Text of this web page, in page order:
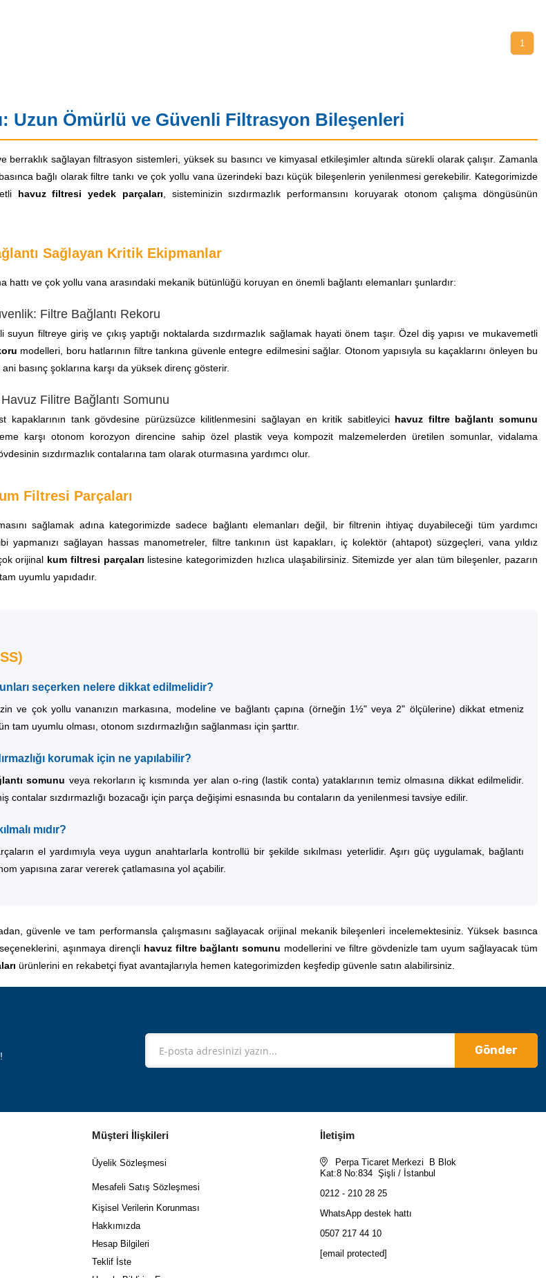
1
Uzun Ömürlü ve Güvenli Filtrasyon Bileşenleri
berraklık sağlayan filtrasyon sistemleri, yüksek su basıncı ve kimyasal etkileşimler altında sürekli olarak çalışır. Zamanla
bağlı olarak filtre tankı ve çok yollu vana üzerindeki bazı küçük bileşenlerin yenilenmesi gerekebilir. Kategorimizde
havuz filtresi yedek parçaları , sisteminizin sızdırmazlık performansını koruyarak otonom çalışma döngüsünün
Sağlayan Kritik Ekipmanlar
hattı ve çok yollu vana arasındaki mekanik bütünlüğü koruyan en önemli bağlantı elemanları şunlardır:
Filtre Bağlantı Rekoru
filtreye giriş ve çıkış yaptığı noktalarda sızdırmazlık sağlamak hayati önem taşır. Özel diş yapısı ve mukavemetli
modelleri, boru hatlarının filtre tankına güvenle entegre edilmesini sağlar. Otonom yapısıyla su kaçaklarını önleyen bu
basınç şoklarına karşı da yüksek direnç gösterir.
Filitre Bağlantı Somunu
tank gövdesine pürüzsüzce kilitlenmesini sağlayan en kritik sabitleyici havuz filtre bağlantı somunu
karşı otonom korozyon direncine sahip özel plastik veya kompozit malzemelerden üretilen somunlar, vidalama
sızdırmazlık contalarına tam olarak oturmasına yardımcı olur.
Filtresi Parçaları
sağlamak adına kategorimizde sadece bağlantı elemanları değil, bir filtrenin ihtiyaç duyabileceği tüm yardımcı
yapmanızı sağlayan hassas manometreler, filtre tankının üst kapakları, iç kolektör (ahtapot) süzgeçleri, vana yıldız
orijinal kum filtresi parçaları listesine kategorimizden hızlıca ulaşabilirsiniz. Sitemizde yer alan tüm bileşenler, pazarın
uyumlu yapıdadır.
seçerken nelere dikkat edilmelidir?
ve çok yollu vananızın markasına, modeline ve bağlantı çapına (örneğin 1½" veya 2" ölçülerine) dikkat etmeniz
tam uyumlu olması, otonom sızdırmazlığın sağlanması için şarttır.
korumak için ne yapılabilir?
somunu veya rekorların iç kısmında yer alan o-ring (lastik conta) yataklarının temiz olmasına dikkat edilmelidir.
contalar sızdırmazlığı bozacağı için parça değişimi esnasında bu contaların da yenilenmesi tavsiye edilir.
mıdır?
el yardımıyla veya uygun anahtarlarla kontrollü bir şekilde sıkılması yeterlidir. Aşırı güç uygulamak, bağlantı
yapısına zarar vererek çatlamasına yol açabilir.
güvenle ve tam performansla çalışmasını sağlayacak orijinal mekanik bileşenleri incelemektesiniz. Yüksek basınca
seçeneklerini, aşınmaya dirençli havuz filtre bağlantı somunu modellerini ve filtre gövdenizle tam uyum sağlayacak tüm
ürünlerini en rekabetçi fiyat avantajlarıyla hemen kategorimizden keşfedip güvenle satın alabilirsiniz.
Gönder
Müşteri İlişkileri
Üyelik Sözleşmesi
Mesafeli Satış Sözleşmesi
Kişisel Verilerin Korunması
Hakkımızda
Hesap Bilgileri
Teklif İste
İletişim
Perpa Ticaret Merkezi B Blok
Kat:8 No:834 Şişli / İstanbul
0212 - 210 28 25
WhatsApp destek hattı
0507 217 44 10
[email protected]